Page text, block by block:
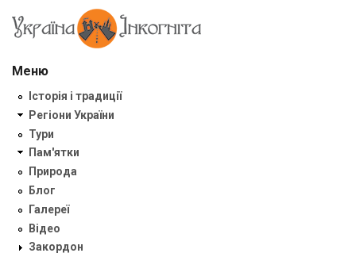
Меню
Історія і традиції
Регіони України
Тури
Пам'ятки
Природа
Блог
Галереї
Відео
Закордон